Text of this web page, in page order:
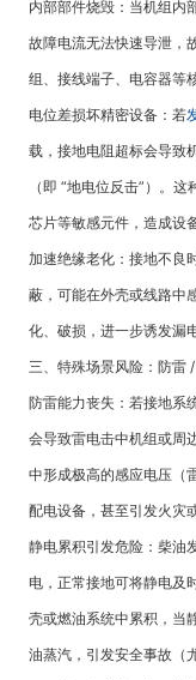
内部部件烧毁：当机组内
故障电流无法快速导泄，
组、接线端子、电容器等
电位差损坏精密设备：若
载，接地电阻超标会导致
（即 “地电位反击”）。
芯片等敏感元件，造成设
加速绝缘老化：接地不良
蔽，可能在外壳或线路中
化、破损，进一步诱发漏
三、特殊场景风险：防雷
防雷能力丧失：若接地系
会导致雷电击中机组或周
中形成极高的感应电压（
配电设备，甚至引发火灾
静电累积引发危险：柴油
电，正常接地可将静电及
壳或燃油系统中累积，当
油蒸汽，引发安全事故（